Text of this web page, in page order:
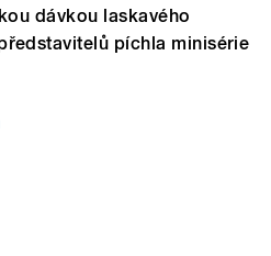
dávkou laskavého
píchla minisérie